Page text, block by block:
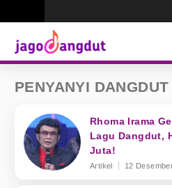
PENYANYI
Rhoma Irama
Lagu Dangdut,
Juta!
Artikel 12